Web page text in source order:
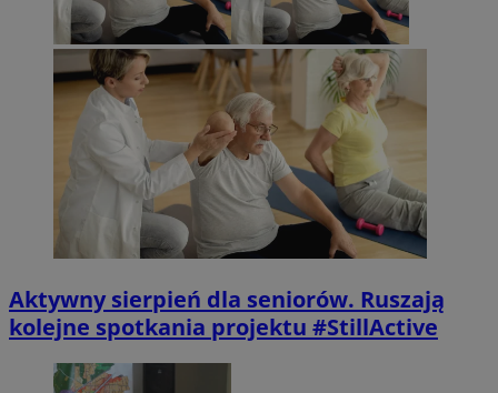
Aktywny sierpień dla seniorów. Ruszają
kolejne spotkania projektu #StillActive